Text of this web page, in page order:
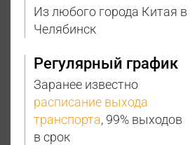
Из любого города Китая в
Челябинск
Регулярный график
Заранее известно
расписание выхода
транспорта, 99% выходов
в срок